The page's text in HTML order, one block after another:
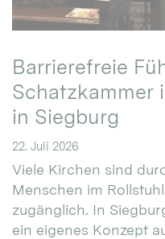
Barrierefreie
Schatzkammer
in Siegburg
22. Juli 2026
Viele Kirchen sind
Menschen im
zugänglich. In
ein eigenes Konzept